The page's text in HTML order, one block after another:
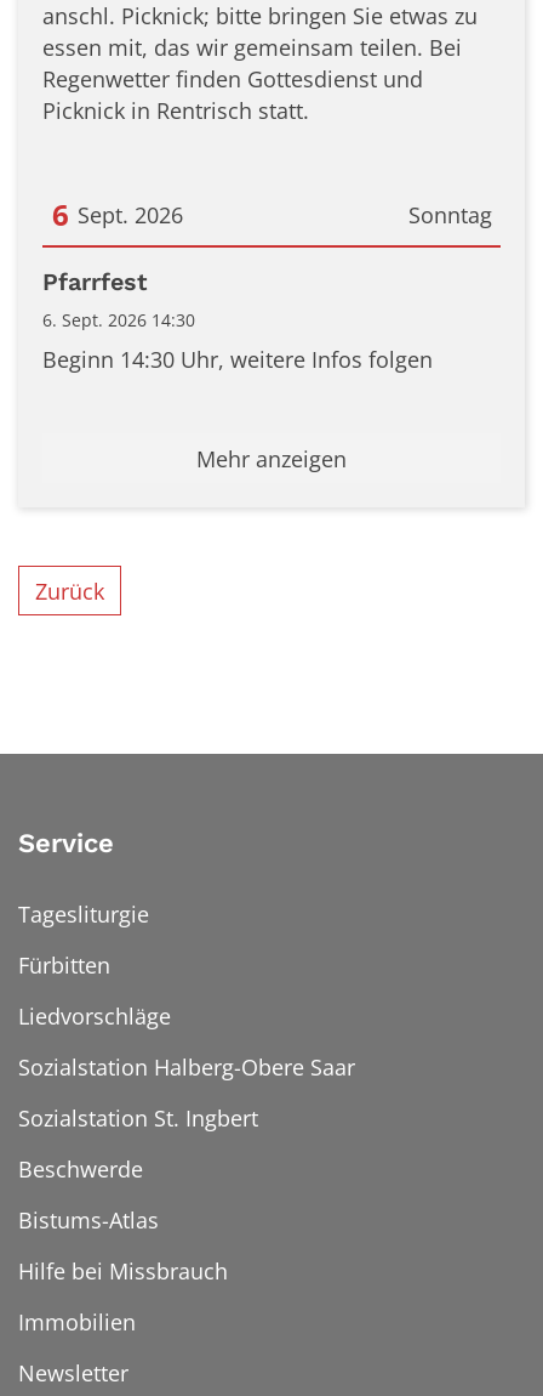
anschl. Picknick; bitte bringen Sie etwas zu
essen mit, das wir gemeinsam teilen. Bei
Regenwetter finden Gottesdienst und
Picknick in Rentrisch statt.
Sonntag
6 Sept. 2026
Datum: 6. September 2026
Pfarrfest
6. Sept. 2026 14:30
Beginn 14:30 Uhr, weitere Infos folgen
Mehr anzeigen
Zurück
Service
Tagesliturgie
Fürbitten
Liedvorschläge
Sozialstation Halberg-Obere Saar
Sozialstation St. Ingbert
Beschwerde
Bistums-Atlas
Hilfe bei Missbrauch
Immobilien
Newsletter